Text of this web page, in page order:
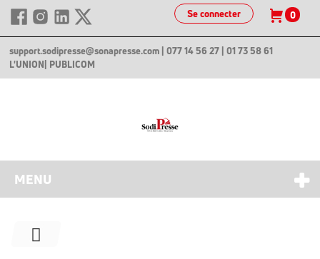
Se connecter 0
support.sodipresse@sonapresse.com | 077 14 56 27 | 01 73 58 61
L'UNION | PUBLICOM
MENU